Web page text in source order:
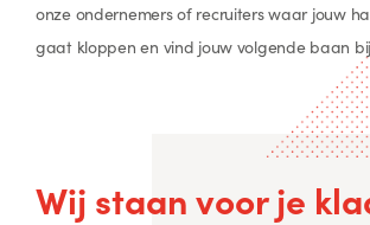
onze ondernemers of recruiters waar jouw
gaat kloppen en vind jouw volgende baan bij
Wij staan voor je